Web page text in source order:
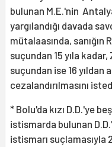
bulunan M.E.'nin
yargılandığı davada
mütalaasında,
suçundan 15 yıla
suçundan ise 16 yıldan
cezalandırılmasını
* Bolu'da kızı D.D.'ye
istismarda bulunan
istismarı suçlamasıyla